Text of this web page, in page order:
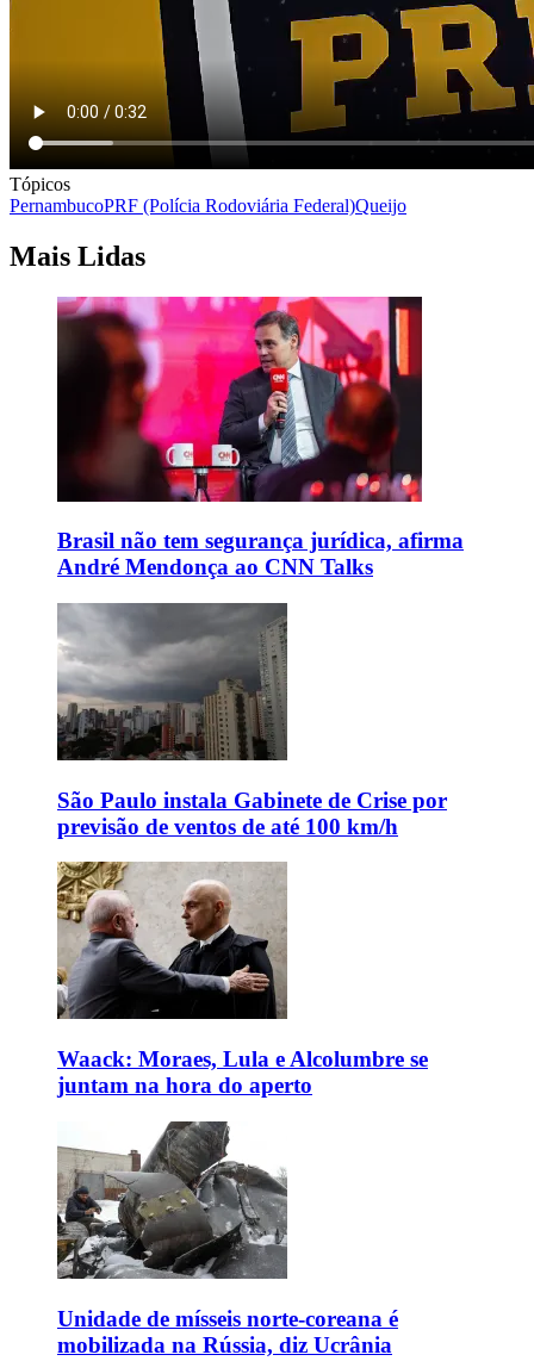
Tópicos
PernambucoPRF (Polícia Rodoviária Federal)Queijo
Mais Lidas
Brasil não tem segurança jurídica, afirma
André Mendonça ao CNN Talks
São Paulo instala Gabinete de Crise por
previsão de ventos de até 100 km/h
Waack: Moraes, Lula e Alcolumbre se
juntam na hora do aperto
Unidade de mísseis norte-coreana é
mobilizada na Rússia, diz Ucrânia